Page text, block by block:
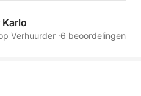
en privé-
Verhuurder ·6 beoordelingen